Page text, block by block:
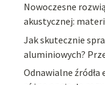
Nowoczesne
akustycznej:
Jak skutecznie
aluminiowych?
Odnawialne źródła